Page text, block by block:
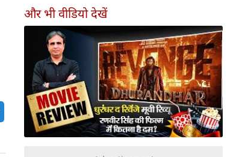
और सुष्मिता सेन जैसी हस्तियों के
बाद अब 'गदर' फेम अभिनेत्री अमीषा
पटेल ने भी अपने सिंगल स्टेटस पर
ऐसी बात कही है, जो सोशल मीडिया
पर चर्चा का विषय बन गई है।
और भी वीडियो देखें